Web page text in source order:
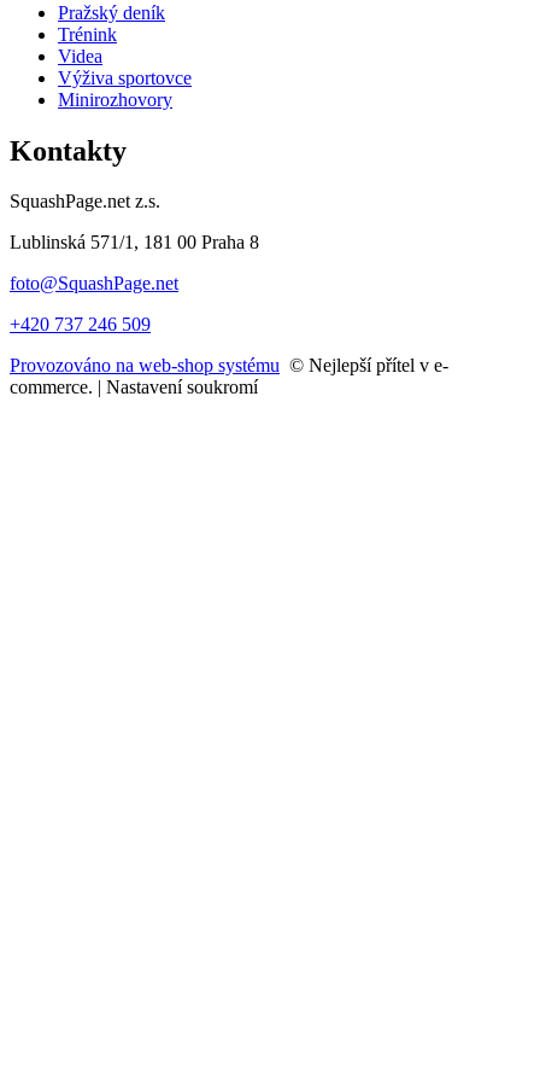
Pražský deník
Trénink
Videa
Výživa sportovce
Minirozhovory
Kontakty
SquashPage.net z.s.
Lublinská 571/1, 181 00 Praha 8
foto@SquashPage.net
+420 737 246 509
Provozováno na web-shop systému © Nejlepší přítel v e-
commerce. | Nastavení soukromí